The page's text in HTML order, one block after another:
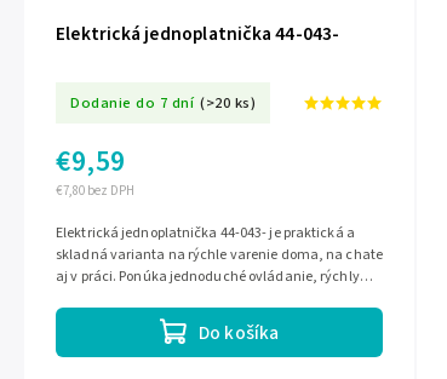
Elektrická jednoplatnička 44-043-
Dodanie do 7 dní (>20 ks)
€7,80 bez DPH
€9,59
Do košíka
Elektrická jednoplatnička 44-043- je praktická a
skladná varianta na rýchle varenie doma, na chate
aj v práci. Ponúka jednoduché ovládanie, rýchly